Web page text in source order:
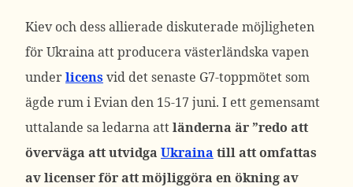
Kiev och dess allierade diskuterade möjligheten
för Ukraina att producera västerländska vapen
underlicensvid det senaste G7-toppmötet som
ägde rum i Evian den 15-17 juni. I ett gemensamt
uttalande sa ledarna attländerna är ”redo att
överväga att utvidga Ukraina till att omfattas
av licenser för att möjliggöra en ökning av